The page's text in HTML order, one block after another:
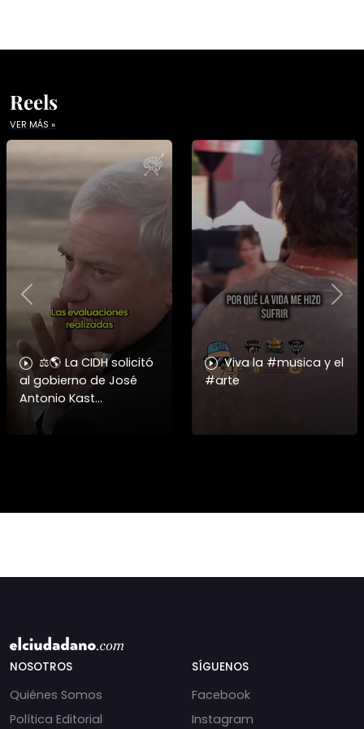
Reels
VER MÁS »
⚖️🌎 La CIDH solicitó
al gobierno de José
Antonio Kast
información detallada
sobre cambios
Viva la #musica y el
#arte
Previous
NOSOTROS
Quiénes Somos
Política Editorial
SÍGUENOS
Facebook
Instagram